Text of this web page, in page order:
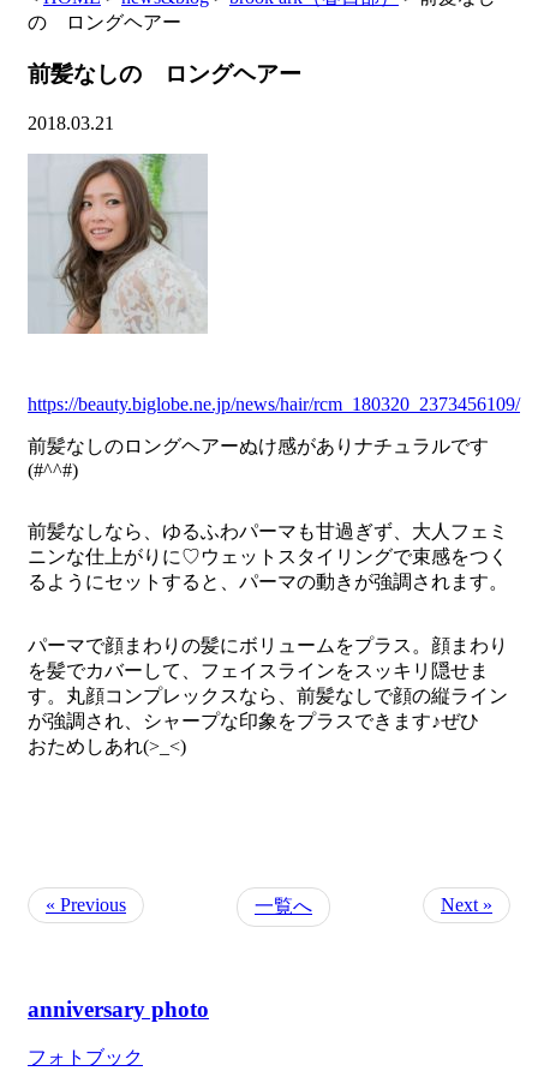
の ロングヘアー
前髪なしの ロングヘアー
2018.03.21
https://beauty.biglobe.ne.jp/news/hair/rcm_180320_2373456109/
前髪なしのロングヘアーぬけ感がありナチュラルです
(#^^#)
前髪なしなら、ゆるふわパーマも甘過ぎず、大人フェミ
ニンな仕上がりに♡ウェットスタイリングで束感をつく
るようにセットすると、パーマの動きが強調されます。
パーマで顔まわりの髪にボリュームをプラス。顔まわり
を髪でカバーして、フェイスラインをスッキリ隠せま
す。丸顔コンプレックスなら、前髪なしで顔の縦ライン
が強調され、シャープな印象をプラスできます♪ぜひ
おためしあれ(>_<)
« Previous 一覧へ Next »
anniversary photo
フォトブック